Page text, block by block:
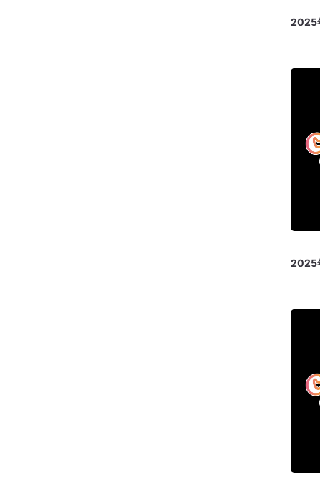
2025
2025